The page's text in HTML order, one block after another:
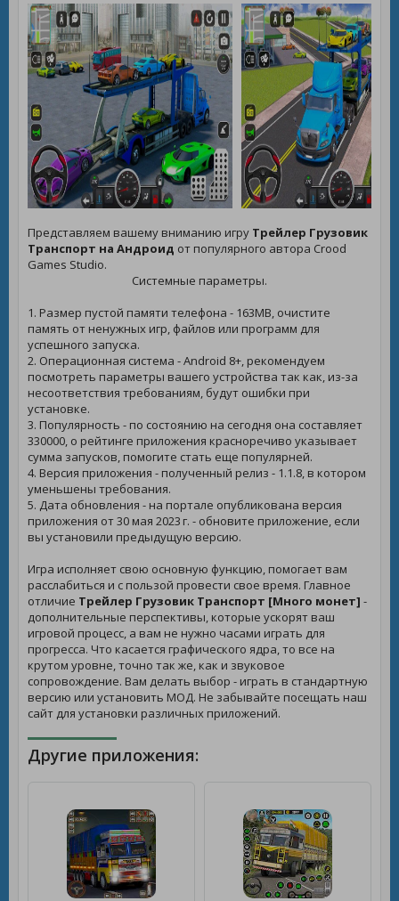
Представляем вашему вниманию игру Трейлер Грузовик
Транспорт на Андроид от популярного автора Crood
Games Studio.
Системные параметры.
1. Размер пустой памяти телефона - 163MB, очистите
память от ненужных игр, файлов или программ для
успешного запуска.
2. Операционная система - Android 8+, рекомендуем
посмотреть параметры вашего устройства так как, из-за
несоответствия требованиям, будут ошибки при
установке.
3. Популярность - по состоянию на сегодня она составляет
330000, о рейтинге приложения красноречиво указывает
сумма запусков, помогите стать еще популярней.
4. Версия приложения - полученный релиз - 1.1.8, в котором
уменьшены требования.
5. Дата обновления - на портале опубликована версия
приложения от 30 мая 2023 г. - обновите приложение, если
вы установили предыдущую версию.
Игра исполняет свою основную функцию, помогает вам
расслабиться и с пользой провести свое время. Главное
отличие Трейлер Грузовик Транспорт [Много монет] -
дополнительные перспективы, которые ускорят ваш
игровой процесс, а вам не нужно часами играть для
прогресса. Что касается графического ядра, то все на
крутом уровне, точно так же, как и звуковое
сопровождение. Вам делать выбор - играть в стандартную
версию или установить МОД. Не забывайте посещать наш
сайт для установки различных приложений.
Другие приложения: